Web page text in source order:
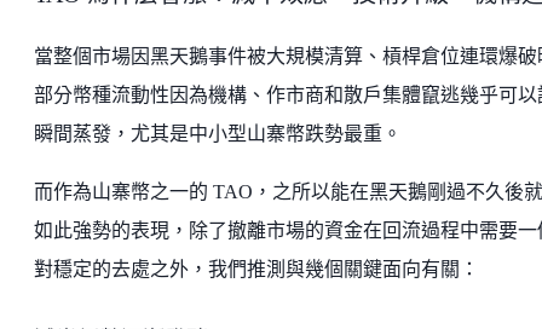
當整個市場因黑天鵝事件被大規模清算、槓桿倉位連環爆破
部分幣種流動性因為機構、作市商和散戶集體竄逃幾乎可以
瞬間蒸發，尤其是中小型山寨幣跌勢最重。
而作為山寨幣之一的 TAO，之所以能在黑天鵝剛過不久後
如此強勢的表現，除了撤離市場的資金在回流過程中需要一
對穩定的去處之外，我們推測與幾個關鍵面向有關：